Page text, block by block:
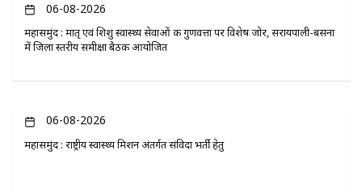
06-08-2026
महासमुंद : मातृ एवं शिशु स्वास्थ्य सेवाओं की गुणवत्ता पर विशेष जोर, सरायपाली-बसना
में जिला स्तरीय समीक्षा बैठक आयोजित
06-08-2026
महासमुंद : राष्ट्रीय स्वास्थ्य मिशन अंतर्गत संविदा भर्ती हेतु